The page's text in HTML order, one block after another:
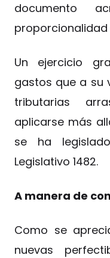
documento
Un ejercicio
gastos que a su
tributarias
aplicarse más
se ha
Legislativo 1482.
A manera de
Como se
nuevas